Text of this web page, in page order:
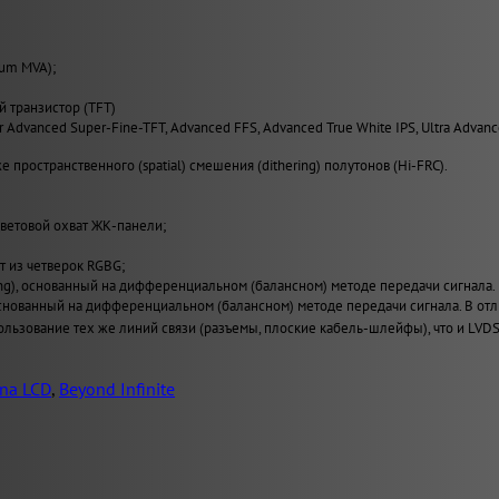
MVA);
(TFT)
Super-Fine-TFT, Advanced FFS, Advanced True White IPS, Ultra
пространственного (spatial) смешения (dithering) полутонов (Hi-FRC).
охват ЖК-панели;
четверок RGBG;
основанный на дифференциальном (балансном) методе передачи сигнала.
на дифференциальном (балансном) методе передачи сигнала. В
тех же линий связи (разъемы, плоские кабель-шлейфы), что и
LCD, Beyond Infinite